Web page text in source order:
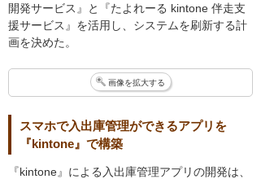
開発サービス』と『たよれーる kintone 伴走支
援サービス』を活用し、システムを刷新する計
画を決めた。
画像を拡大する
スマホで入出庫管理ができるアプリを
『kintone』で構築
『kintone』による入出庫管理アプリの開発は、